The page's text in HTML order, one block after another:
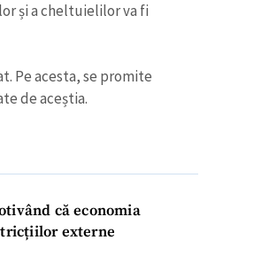
și a cheltuielilor va fi
Pe acesta, se promite
de aceștia.
că economia
externe
imagine